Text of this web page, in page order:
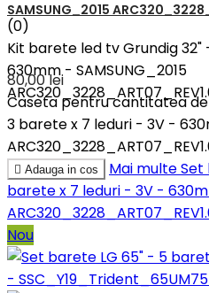
SAMSUNG_2015
(0)
Kit barete led tv Grundig
630mm - SAMSUNG_2015
80,00 lei
Caseta pentru cantitatea
3 barete x 7 leduri - 3V -
 Adauga in cos Mai multeSet
barete x 7 leduri - 3V -
Nou